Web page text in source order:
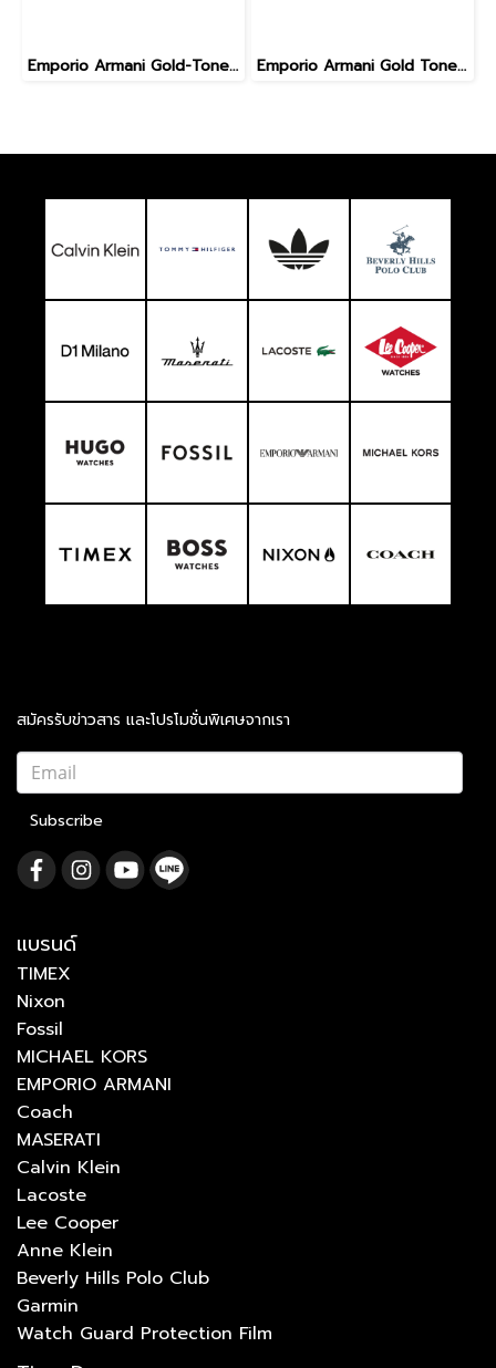
Emporio Armani Gold-Tone Brass Station Necklace EGS3103710 Emporio Armani Gold Tone Pendant EGS3140710
สมัครรับข่าวสาร และโปรโมชั่นพิเศษจากเรา
Subscribe
แบรนด์
TIMEX
Nixon
Fossil
MICHAEL KORS
EMPORIO ARMANI
Coach
MASERATI
Calvin Klein
Lacoste
Lee Cooper
Anne Klein
Beverly Hills Polo Club
Garmin
Watch Guard Protection Film